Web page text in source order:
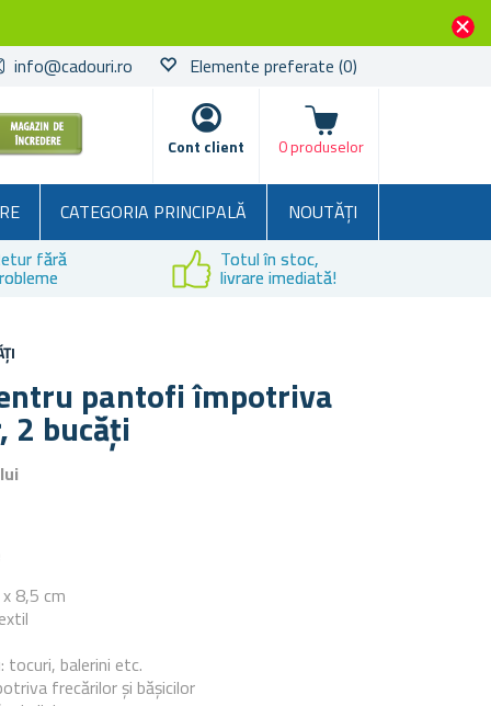
info@cadouri.ro Elemente preferate (0)
Cont client
Coșul
0 produselor
CATEGORIA PRINCIPALĂ
NOUTĂȚI
fără Totul în stoc,
livrare imediată!
pantofi împotriva
2 bucăți
8,5 cm
balerini etc.
frecărilor și bășicilor